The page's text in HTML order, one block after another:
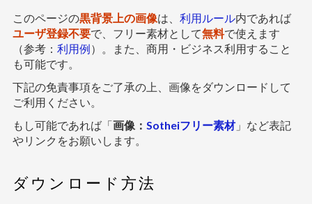
このページの黒背景上の画像は、 利用ルール内であれば
ユーザ登録不要で、フリー素材として無料で使えます
（参考： 利用例）。また、商用・ビジネス利用すること
も可能です。
下記の免責事項をご了承の上、画像をダウンロードして
ご利用ください。
もし可能であれば「画像： Sotheiフリー素材」など表記
やリンクをお願いします。
ダウンロード方法